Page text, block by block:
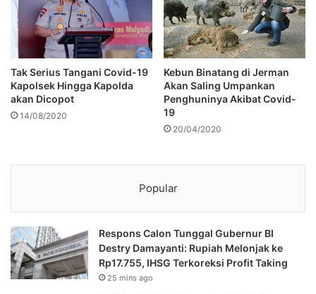
Tak Serius Tangani Covid-19
Kapolsek Hingga Kapolda
akan Dicopot
14/08/2020
Kebun Binatang di Jerman
Akan Saling Umpankan
Penghuninya Akibat Covid-
19
20/04/2020
Popular
Respons Calon Tunggal Gubernur BI
Destry Damayanti: Rupiah Melonjak ke
Rp17.755, IHSG Terkoreksi Profit Taking
25 mins ago